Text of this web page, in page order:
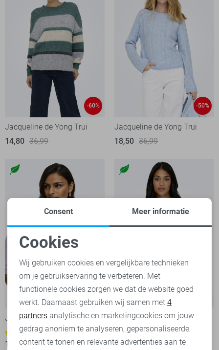
-60%
Jacqueline de Yong Trui
14,80 36,99
-50%
Jacqueline de Yong Trui
18,50 36,99
Jacqueline de Yong Trui
1
15,00 29,99
Jacqueline de Yong Trui
12,00 29,99
Noodzakelijke cookies
Personalisatie cookies
Analytische cookies
Marketing cookies
Consent Meer informatie
Cookies
Wij gebruiken cookies en vergelijkbare technieken
om je gebruikservaring te verbeteren. Met
functionele cookies zorgen we dat de website goed
werkt. Daarnaast gebruiken wij samen met 4
partners analytische en marketingcookies om jouw
gedrag anoniem te analyseren, gepersonaliseerde
content te tonen en relevante advertenties aan te